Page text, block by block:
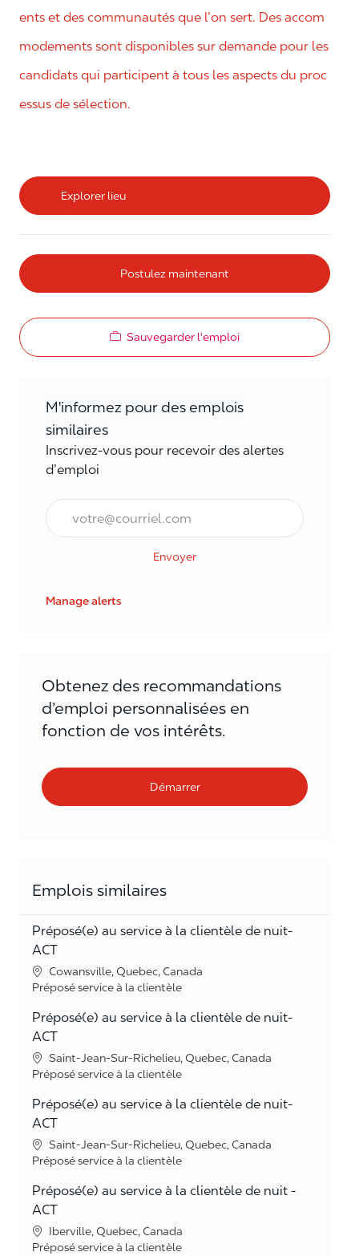
ents et des communautés que l’on sert. Des accom
modements sont disponibles sur demande pour les
candidats qui participent à tous les aspects du proc
essus de sélection.
Explorer lieu
Postulez maintenant
Sauvegarder l'emploi
M'informez pour des emplois
similaires
Inscrivez-vous pour recevoir des alertes
d’emploi
Courriel*
Envoyer
Manage alerts
Obtenez des recommandations
d’emploi personnalisées en
fonction de vos intérêts.
Démarrer
Emplois similaires
Préposé(e) au service à la clientèle de nuit-
ACT
LieuCowansville, Quebec, Canada
Catégorie
Préposé service à la clientèle
Préposé(e) au service à la clientèle de nuit-
ACT
LieuSaint-Jean-Sur-Richelieu, Quebec, Canada
Catégorie
Préposé service à la clientèle
Préposé(e) au service à la clientèle de nuit-
ACT
LieuSaint-Jean-Sur-Richelieu, Quebec, Canada
Catégorie
Préposé service à la clientèle
Préposé(e) au service à la clientèle de nuit -
ACT
LieuIberville, Quebec, Canada
Catégorie
Préposé service à la clientèle